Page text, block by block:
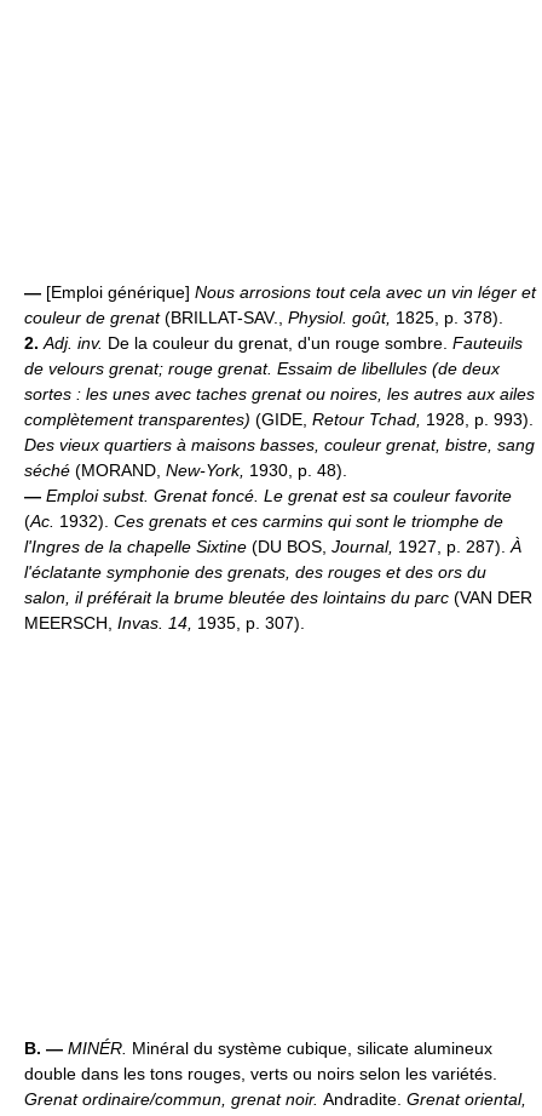
— [Emploi générique] Nous arrosions tout cela avec un vin léger et
couleur de grenat(BRILLAT-SAV., Physiol. goût, 1825, p. 378).
2. Adj. inv. De la couleur du grenat, d'un rouge sombre. Fauteuils
de velours grenat; rouge grenat. Essaim de libellules (de deux
sortes : les unes avec taches grenat ou noires, les autres aux ailes
complètement transparentes) (GIDE, Retour Tchad, 1928, p. 993).
Des vieux quartiers à maisons basses, couleur grenat, bistre, sang
séché (MORAND, New-York, 1930, p. 48).
— Emploi subst. Grenat foncé. Le grenat est sa couleur favorite
(Ac. 1932). Ces grenats et ces carmins qui sont le triomphe de
l'Ingres de la chapelle Sixtine (DU BOS, Journal, 1927, p. 287). À
l'éclatante symphonie des grenats, des rouges et des ors du
salon, il préférait la brume bleutée des lointains du parc (VAN DER
MEERSCH, Invas. 14, 1935, p. 307).
B. — MINÉR. Minéral du système cubique, silicate alumineux
double dans les tons rouges, verts ou noirs selon les variétés.
Grenat ordinaire/commun, grenat noir. Andradite. Grenat oriental,